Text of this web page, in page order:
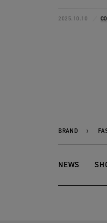
2025.10.10
BRAND
NEWS